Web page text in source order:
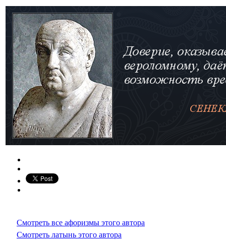
Смотреть все афоризмы этого автора
Смотреть латынь этого автора